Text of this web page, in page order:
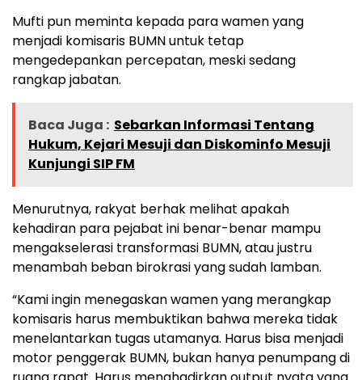
Mufti pun meminta kepada para wamen yang
menjadi komisaris BUMN untuk tetap
mengedepankan percepatan, meski sedang
rangkap jabatan.
Baca Juga : Sebarkan Informasi Tentang
Hukum, Kejari Mesuji dan Diskominfo Mesuji
Kunjungi SIP FM
Menurutnya, rakyat berhak melihat apakah
kehadiran para pejabat ini benar-benar mampu
mengakselerasi transformasi BUMN, atau justru
menambah beban birokrasi yang sudah lamban.
“Kami ingin menegaskan wamen yang merangkap
komisaris harus membuktikan bahwa mereka tidak
menelantarkan tugas utamanya. Harus bisa menjadi
motor penggerak BUMN, bukan hanya penumpang di